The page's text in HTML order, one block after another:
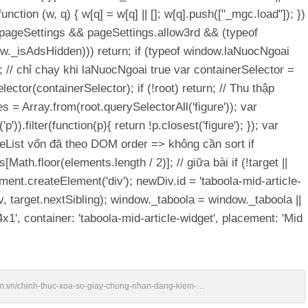
(w, q) { w[q] = w[q] || []; w[q].push(["_mgc.load"]); })
&& pageSettings.allow3rd && (typeof
return; if (typeof window.laNuocNgoai
// chỉ chạy khi laNuocNgoai true var containerSelector =
if (!root) return; // Thu thập
= Array.from(root.querySelectorAll('figure')); var
return !p.closest('figure'); }); var
vốn đã theo DOM order => không cần sort if
/ 2)]; // giữa bài if (!target ||
newDiv.id = 'taboola-mid-article-
target.nextSibling); window._taboola = window._taboola ||
container: 'taboola-mid-article-widget', placement: 'Mid
chinh-thuc-xoa-so-giay-chung-nhan-dang-kiem-